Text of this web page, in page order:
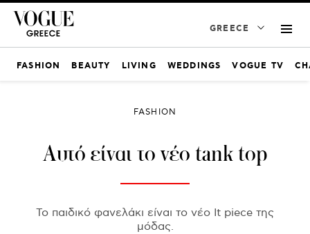
GREECE
FASHION BEAUTY LIVING WEDDINGS VOGUE TV
FASHION
Αυτό είναι το νέο tank top
Το παιδικό φανελάκι είναι το νέο It piece της
μόδας.